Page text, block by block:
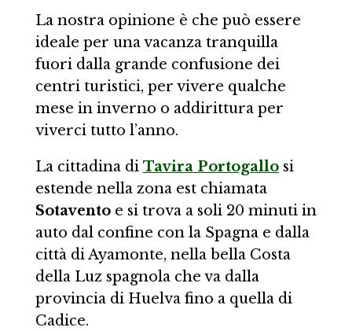
La nostra opinione è che può essere
ideale per una vacanza tranquilla
fuori dalla grande confusione dei
centri turistici, per vivere qualche
mese in inverno o addirittura per
viverci tutto l’anno.
La cittadina di Tavira Portogallosi
estende nella zona est chiamata
Sotaventoe si trova a soli 20 minuti in
auto dal confine con la Spagna e dalla
città di Ayamonte, nella bella Costa
della Luz spagnola che va dalla
provincia di Huelva fino a quella di
Cadice.